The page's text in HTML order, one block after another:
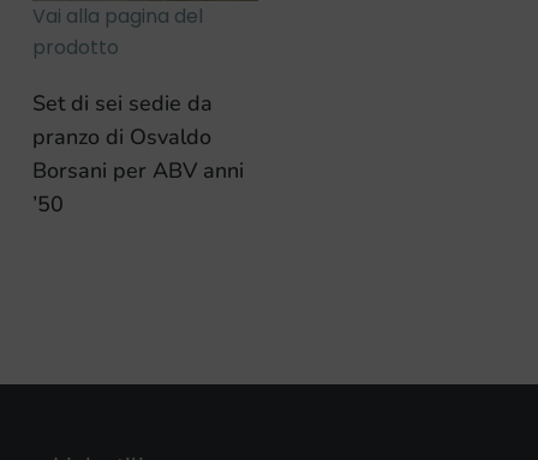
Vai alla pagina del
prodotto
Set di sei sedie da
pranzo di Osvaldo
Borsani per ABV anni
’50